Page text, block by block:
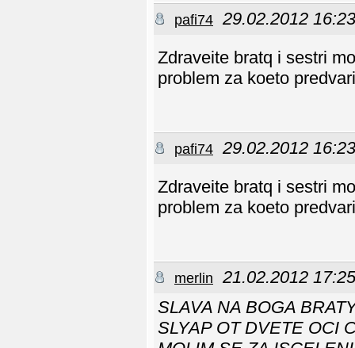
pafi74 29.02.2012 16:23
Zdraveite bratq i sestri
problem za koeto
pafi74 29.02.2012 16:23
Zdraveite bratq i sestri
problem za koeto
merlin
21.02.2012 17:25
SLAVA NA BOGA
SLYAP OT DVETE OCI